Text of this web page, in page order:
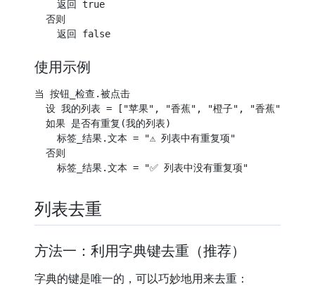
    返回 true
  否则
    返回 false
使用示例
当 按钮_检查.被点击
设 我的列表 = ["苹果", "香蕉", "橙子", "香蕉", "葡
  如果 是否有重复(我的列表)
    标签_结果.文本 = "⚠️ 列表中有重复项"
  否则
列表去重
方法一：利用字典键去重（推荐）
字典的键是唯一的，可以巧妙地用来去重：